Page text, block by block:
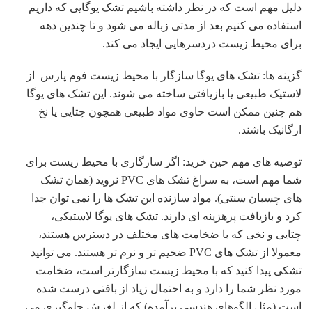
دلیل مهم است که در نظر داشته باشیم تشک یوگایی که داریم
استفاده می کنیم بعد از مدتی زباله می شود و تا چندین دهه
برای محیط زیست دردسرهایی ایجاد می کند.
گزینه ها: تشک های یوگا سازگار با محیط زیست فوم پارس از
لاستیک طبیعی یا بازیافتی ساخته می شوند. این تشک های یوگا
هم چنین ممکن است حاوی مواد طبیعی همچون چتایی یا نخ
ارگانیک باشند.
توصیه های مهم حین خرید: اگر سازگاری با محیط زیست برای
شما مهم است، به سراغ تشک های PVC نروید (همان تشک
های چسبان سنتی). مواد سازنده این تشک ها را نمی توان جدا
کرد و بازیافت پرهزینه ای دارند. تشک های یوگا لاستیکی،
چتایی و نخی که با ضخامت های مختلف در دسترس هستند،
معمولا از تشک های PVC ضخیم تر و نرم تر هستند. می توانید
تشکی پیدا کنید که با محیط زیست سازگارتر است، ضخامت
مورد نظر شما را دارد و به احتمال زیاد از بافتی درست شده
است (مثل الگوهای هندسی برآمده) که از لغزش جلوگیری می